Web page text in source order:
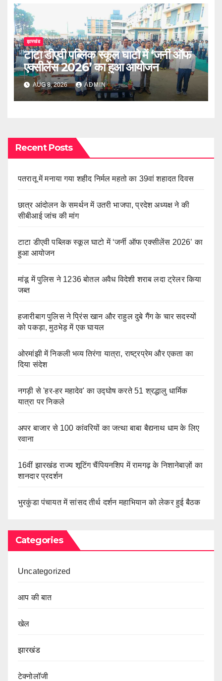
झारखंड
टाटा डीएवी पब्लिक स्कूल घाटो में ‘जर्नी ऑफ
एक्सीलेंस 2026’ का हुआ आयोजन
AUG 8, 2026 ADMIN
Recent Posts
पतरातू में मनाया गया शहीद निर्मल महतो का 39वां शहादत दिवस
छात्र आंदोलन के समर्थन में उतरी भाजपा, प्रदेश अध्यक्ष ने की
सीबीआई जांच की मांग
टाटा डीएवी पब्लिक स्कूल घाटो में ‘जर्नी ऑफ एक्सीलेंस 2026’ का
हुआ आयोजन
मांडू में पुलिस ने 1236 बोतल अवैध विदेशी शराब लदा ट्रेलर किया
जब्त
हजारीबाग पुलिस ने प्रिंस खान और राहुल दुबे गैंग के चार सदस्यों
को पकड़ा, मुठभेड़ में एक घायल
ओरमांझी में निकली भव्य तिरंगा यात्रा, राष्ट्रप्रेम और एकता का
दिया संदेश
नगड़ी से 'हर-हर महादेव' का उद्घोष करते 51 श्रद्धालु धार्मिक
यात्रा पर निकले
अपर बाजार से 100 कांवरियों का जत्था बाबा बैद्यनाथ धाम के लिए
रवाना
16वीं झारखंड राज्य शूटिंग चैंपियनशिप में रामगढ़ के निशानेबाज़ों का
शानदार प्रदर्शन
भुरकुंडा पंचायत में सांसद तीर्थ दर्शन महाभियान को लेकर हुई बैठक
Categories
Uncategorized
आप की बात
खेल
झारखंड
टेक्नोलॉजी